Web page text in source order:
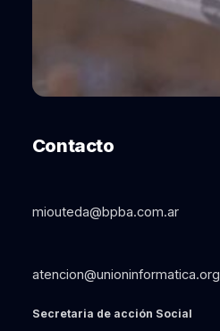
Contacto
miouteda@bpba.com.ar
atencion@unioninformatica.org
Secretaria de acción Social